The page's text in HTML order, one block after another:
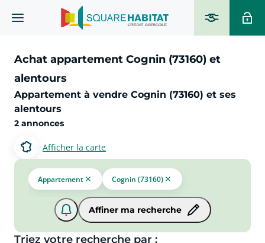
Achat appartement Cognin (73160) et
alentours
Appartement à vendre Cognin (73160) et ses
alentours
2 annonces
Afficher la carte
Appartement Cognin (73160)
Affiner ma recherche
Triez votre recherche par :